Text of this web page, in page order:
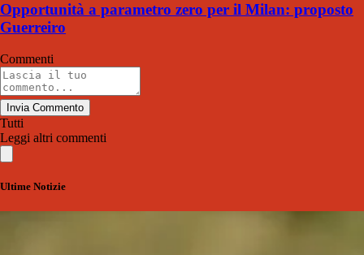
Opportunità a parametro zero per il Milan: proposto
Guerreiro
Commenti
Invia Commento
Tutti
Leggi altri commenti
Ultime Notizie